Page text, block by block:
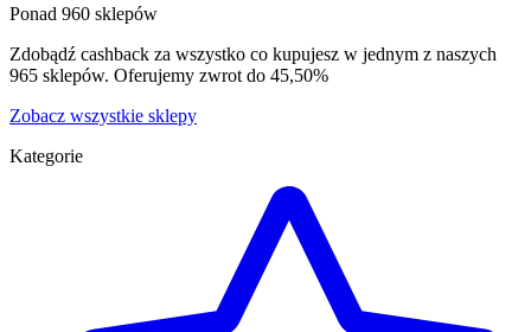
Ponad 960 sklepów
Zdobądź cashback za wszystko co kupujesz w jednym z naszych
965 sklepów. Oferujemy zwrot do 45,50%
Zobacz wszystkie sklepy
Kategorie